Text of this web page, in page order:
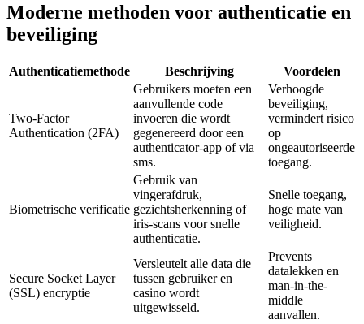
Moderne methoden voor authenticatie en
beveiliging
Authenticatiemethode Beschrijving Voordelen
Two-Factor
Authentication (2FA)
Gebruikers moeten een
aanvullende code
invoeren die wordt
gegenereerd door een
authenticator-app of via
sms.
Verhoogde
beveiliging,
vermindert risico
op
ongeautoriseerde
toegang.
Biometrische verificatie
Gebruik van
vingerafdruk,
gezichtsherkenning of
iris-scans voor snelle
authenticatie.
Snelle toegang,
hoge mate van
veiligheid.
Secure Socket Layer
(SSL) encryptie
Versleutelt alle data die
tussen gebruiker en
casino wordt
uitgewisseld.
Prevents
datalekken en
man-in-the-
middle
aanvallen.